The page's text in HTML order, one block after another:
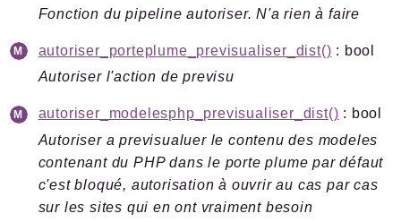
Markers
Files
Fonction du pipeline autoriser. N'a rien à faire
autoriser_porteplume_previsualiser_dist() : bool
Autoriser l'action de previsu
autoriser_modelesphp_previsualiser_dist() : bool
Autoriser a previsualuer le contenu des modeles
contenant du PHP dans le porte plume par défaut
c'est bloqué, autorisation à ouvrir au cas par cas
sur les sites qui en ont vraiment besoin